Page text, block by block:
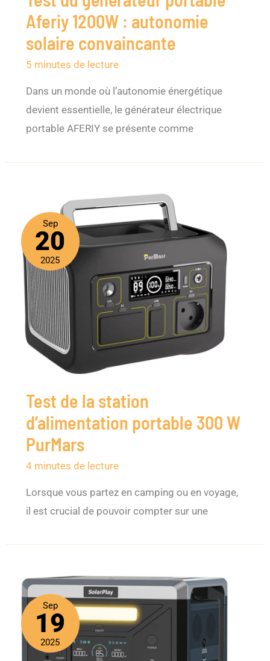
Aferiy 1200W : autonomie
solaire convaincante
5 minutes de lecture
Dans un monde où l’autonomie énergétique
devient essentielle, le générateur électrique
portable AFERIY se présente comme
Sep
20
2025
Test de la station
d’alimentation portable 300 W
PurMars
4 minutes de lecture
Lorsque vous partez en camping ou en voyage,
il est crucial de pouvoir compter sur une
Sep
19
2025